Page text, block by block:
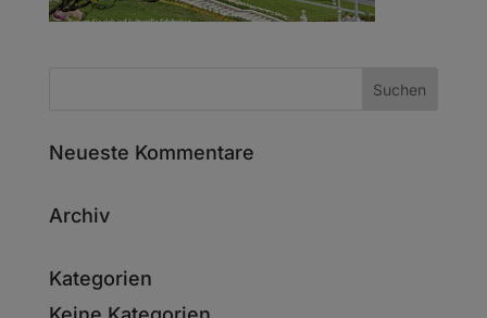
Neueste Kommentare
Archiv
Kategorien